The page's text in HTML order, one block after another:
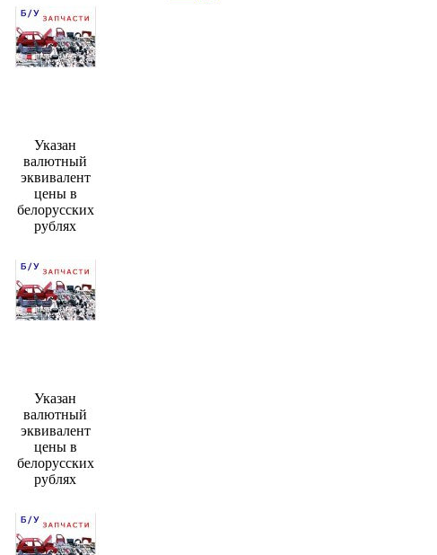
Указан
валютный
эквивалент
цены в
белорусских
рублях
Указан
валютный
эквивалент
цены в
белорусских
рублях